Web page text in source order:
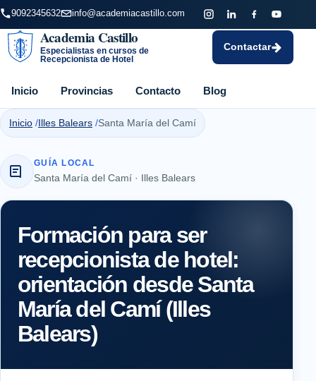
9092345632 info@academiacastillo.com
Academia Castillo
Especialistas en cursos de
Recepcionista de Hotel
Inicio Provincias Contacto Blog
Contactar
Inicio Illes Balears Santa María del Camí
GUÍA LOCAL
Santa María del Camí · Illes Balears
Formación para ser
recepcionista de hotel:
orientación desde Santa
María del Camí (Illes
Balears)